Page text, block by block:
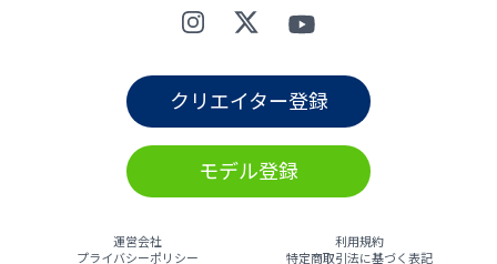
クリエイター登録
モデル登録
運営会社
利用規約
プライバシーポリシー
特定商取引法に基づく表記